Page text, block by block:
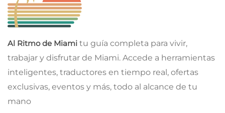
Al Ritmo de Miami tu guía completa para vivir,
trabajar y disfrutar de Miami. Accede a herramientas
inteligentes, traductores en tiempo real, ofertas
exclusivas, eventos y más, todo al alcance de tu
mano